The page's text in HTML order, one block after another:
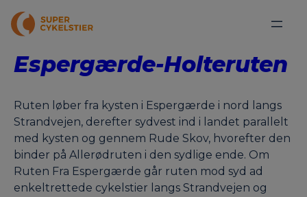
Espergærde-Holteruten
Ruten løber fra kysten i Espergærde i nord langs
Strandvejen, derefter sydvest ind i landet parallelt
med kysten og gennem Rude Skov, hvorefter den
binder på Allerødruten i den sydlige ende. Om
Ruten Fra Espergærde går ruten mod syd ad
enkeltrettede cykelstier langs Strandvejen og